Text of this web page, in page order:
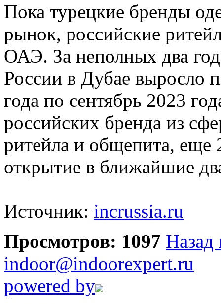
Пока турецкие бренды
рынок, российские
ОАЭ. За неполных два
России в Дубае выросло
года по сентябрь 2023
российских бренда из
ритейла и общепита, еще
открытие в ближайшие
Источник: incrussia.ru
Просмотров: 1097 Назад
indoor@indoorexpert.ru
powered by